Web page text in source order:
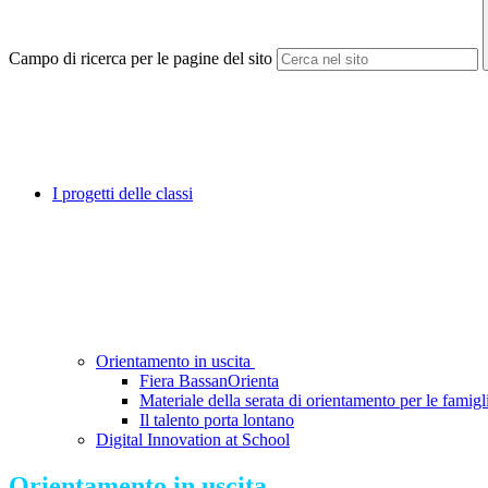
Campo di ricerca per le pagine del sito
I progetti delle classi
Orientamento in uscita
Fiera BassanOrienta
Materiale della serata di orientamento per le
Il talento porta lontano
Digital Innovation at School